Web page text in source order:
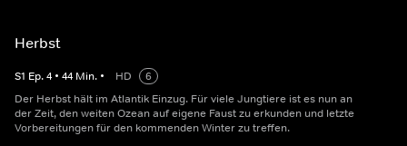
Herbst
S1 Ep.4 • 44 Min. • HD
6
Der Herbst hält im Atlantik Einzug. Für viele Jungtiere ist es nun an
der Zeit, den weiten Ozean auf eigene Faust zu erkunden und letzte
Vorbereitungen für den kommenden Winter zu treffen.